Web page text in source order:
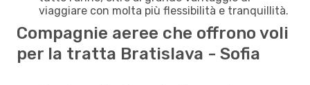
viaggiare con molta più flessibilità e tranquillità.
Compagnie aeree che offrono voli
per la tratta Bratislava - Sofia